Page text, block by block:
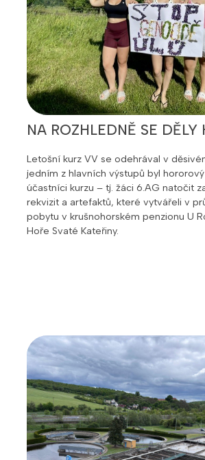
NA ROZHLEDNĚ SE DĚLY
Letošní kurz VV se odehrával v
jedním z hlavních výstupů byl
účastníci kurzu – tj. žáci 6.AG natočit
rekvizit a artefaktů, které vytvářeli v
pobytu v krušnohorském penzionu U
Hoře Svaté Kateřiny.